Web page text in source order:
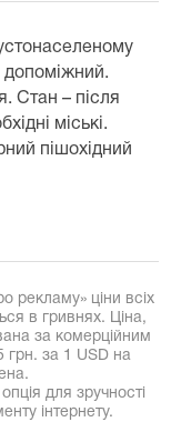
допоміжний.
Стан – після
міські.
пішохідний
рекламу» ціни всіх
в гривнях. Ціна,
за комерційним
за 1 USD на
для зручності
інтернету.